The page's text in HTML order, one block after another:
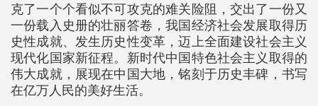
克了一个个看似不可攻克的难关险阻，交出了一份又
一份载入史册的壮丽答卷，我国经济社会发展取得历
史性成就、发生历史性变革，迈上全面建设社会主义
现代化国家新征程。新时代中国特色社会主义取得的
伟大成就，展现在中国大地，铭刻于历史丰碑，书写
在亿万人民的美好生活。